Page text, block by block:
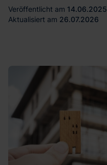
Veröffentlicht am 14.06.2025
Aktualisiert am 26.07.2026